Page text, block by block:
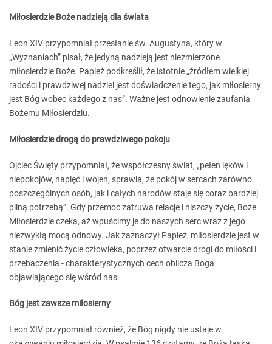
Miłosierdzie Boże nadzieją dla świata
Leon XIV przypomniał przesłanie św. Augustyna, który w
„Wyznaniach” pisał, że jedyną nadzieją jest niezmierzone
miłosierdzie Boże. Papież podkreślił, że istotnie „źródłem wielkiej
radości i prawdziwej nadziei jest doświadczenie tego, jak miłosierny
jest Bóg wobec każdego z nas”. Ważne jest odnowienie zaufania
Bożemu Miłosierdziu.
Miłosierdzie drogą do prawdziwego pokoju
Ojciec Święty przypomniał, że współczesny świat, „pełen lęków i
niepokojów, napięć i wojen, sprawia, że pokój w sercach zarówno
poszczególnych osób, jak i całych narodów staje się coraz bardziej
pilną potrzebą”. Gdy przemoc zatruwa relacje i niszczy życie, Boże
Miłosierdzie czeka, aż wpuścimy je do naszych serc wraz z jego
niezwykłą mocą odnowy. Jak zaznaczył Papież, miłosierdzie jest w
stanie zmienić życie człowieka, poprzez otwarcie drogi do miłości i
przebaczenia - charakterystycznych cech oblicza Boga
objawiającego się wśród nas.
Bóg jest zawsze miłosierny
Leon XIV przypomniał również, że Bóg nigdy nie ustaje w